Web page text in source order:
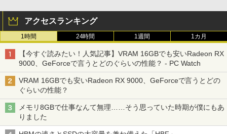
On My Road (Stadium ver.)
￥250
On My Road (Stadium ver.)
￥250
art Basic)
￥1,625
by Amazon 天然水ラベルレス 2L×9本
￥1,117
みきった日本の水 2L 8本 ラベルレス [ ケース
￥594
HUNTER×HUNTER モノクロ版 39 (ジャンプ
コミックスDIGITAL)
￥572
スーパーの裏でヤニ吸うふたり 9巻 (デジタル
【マラソンセール期間中ポイント5倍】中
古ノートパソコン メーカーが選べる 型番
おまかせ コスパ重視 Windows11 第8世
代 / 第10世代 Core i3 / i5 / i7 選択可能
おまかせ Wi-Fi 初期設定済 すぐ使える 9
0日保証 送料無料
￥15,980
パソコン テンキー/DVD/WEBカメラ内蔵
テーション 中古 Aランク 良品 Win11 Pr
o Xeon E3 DELL Precision 3420 256G
B SSD 500GB HDD DVD 省スペース デ
スクトップパソコン 中古PC
￥34,800
ンス】GMKtec G10 ミニPC【AMD Ryz
en 5 3500U DDR4 16GB 512GB/256GB/
Windows11 Pro 8K/4K 3画面出力 LAN *
イ ベゼル ディスプレイ 液晶モニター PC
モニター 壁掛け フリッカーレス FreeSy
nc 21.5インチ 角度調節 FullHD ブルー
ライトカット VAパネル VESAフル FHD
￥9,480
3
【3年保証】PS5対応 23.8型 液晶モニタ
ー フルHD IPS リフレッシュレート 100H
ター 液晶 液晶モニター 液晶ディスプレ
3 【中古】 ホルトハウス房子のお菓子
￥20,585
4
オレンジページ 2026 10/17号増刊＜グレ
アクセスランキング
1時間 24時間 1週間 1カ月
【今すぐ読みたい！人気記事】VRAM 16GBでも安いRadeon RX
9000、GeForceで言うとどのぐらいの性能？ - PC Watch
VRAM 16GBでも安いRadeon RX 9000、GeForceで言うとどの
ぐらいの性能？
メモリ8GBで仕事なんて無理……そう思っていた時期が僕にもあ
りました